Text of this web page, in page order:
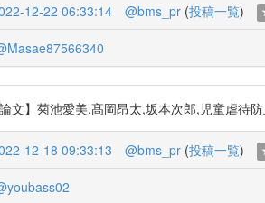
12-22 06:33:14 @bms_pr (投稿一覧)
論文】菊池愛美,髙岡昂太,坂本次郎,児童虐
12-18 09:33:13 @bms_pr (投稿一覧)